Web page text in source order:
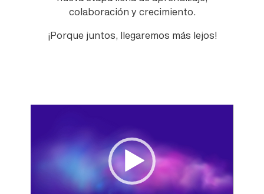
colaboración y crecimiento.
¡Porque juntos, llegaremos más lejos!
de
vídeo